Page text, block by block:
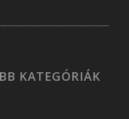
KATEGÓRIÁK